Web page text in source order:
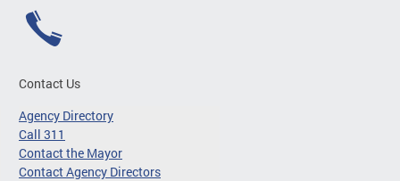
Contact Us
Agency Directory
Call 311
Contact the Mayor
Contact Agency Directors